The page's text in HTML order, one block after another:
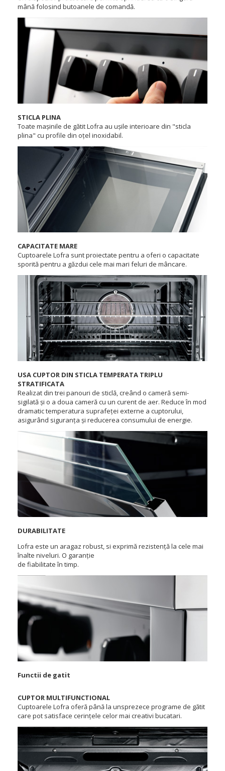
mână folosind butoanele de comandă.
STICLA PLINA
Toate mașinile de gătit Lofra au ușile interioare din "sticla
plina" cu profile din oțel inoxidabil.
CAPACITATE MARE
Cuptoarele Lofra sunt proiectate pentru a oferi o capacitate
sporită pentru a găzdui cele mai mari feluri de mâncare.
USA CUPTOR DIN STICLA TEMPERATA TRIPLU
STRATIFICATA
Realizat din trei panouri de sticlă, creând o cameră semi-
sigilată și o a doua cameră cu un curent de aer. Reduce în mod
dramatic temperatura suprafeței externe a cuptorului,
asigurând siguranța și reducerea consumului de energie.
DURABILITATE
Lofra este un aragaz robust, si exprimă rezistență la cele mai
înalte niveluri. O garanție
de fiabilitate în timp.
Functii de gatit
CUPTOR MULTIFUNCTIONAL
Cuptoarele Lofra oferă până la unsprezece programe de gătit
care pot satisface cerințele celor mai creativi bucatari.